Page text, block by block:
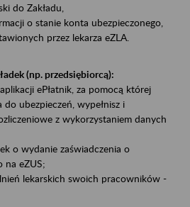
do Zakładu,
o stanie konta ubezpieczonego,
przez lekarza eZLA.
(np. przedsiębiorcą):
ePłatnik, za pomocą której
do ubezpieczeń, wypełnisz i
z wykorzystaniem danych
o wydanie zaświadczenia o
na eZUS;
lekarskich swoich pracowników -